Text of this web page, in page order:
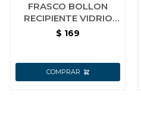
FRASCO BOLLON
RECIPIENTE VIDRIO
SEMICUADRADO
$ 169